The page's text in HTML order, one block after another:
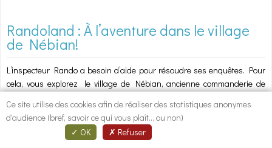
Randoland : À l’aventure dans le village
de Nébian!
L’inspecteur Rando a besoin d’aide pour résoudre ses enquêtes. Pour
cela, vous explorez le village de Nébian, ancienne commanderie de
source de Navis.
Les enfants, munis de fiches conçues comme un jeu de piste, dénouent
Ce site utilise des cookies afin de réaliser des statistiques anonymes
d'audience (bref, savoir ce qui vous plaît... ou non)
OK
Refuser